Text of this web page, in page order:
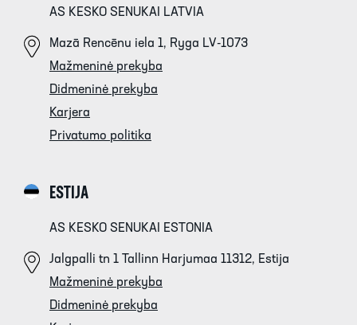
AS KESKO SENUKAI LATVIA
Mazā Rencēnu iela 1, Ryga LV-1073
Mažmeninė prekyba
Didmeninė prekyba
Karjera
Privatumo politika
ESTIJA
AS KESKO SENUKAI ESTONIA
Jalgpalli tn 1 Tallinn Harjumaa 11312, Estija
Mažmeninė prekyba
Didmeninė prekyba